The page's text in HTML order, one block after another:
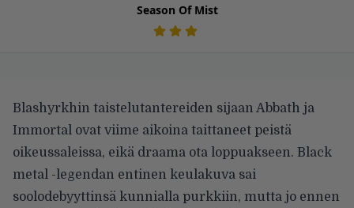
Season Of Mist
Blashyrkhin taistelutantereiden sijaan Abbath ja
Immortal ovat viime aikoina taittaneet peistä
oikeussaleissa, eikä draama ota loppuakseen. Black
metal -legendan entinen keulakuva sai
soolodebyyttinsä kunnialla purkkiin, mutta jo ennen